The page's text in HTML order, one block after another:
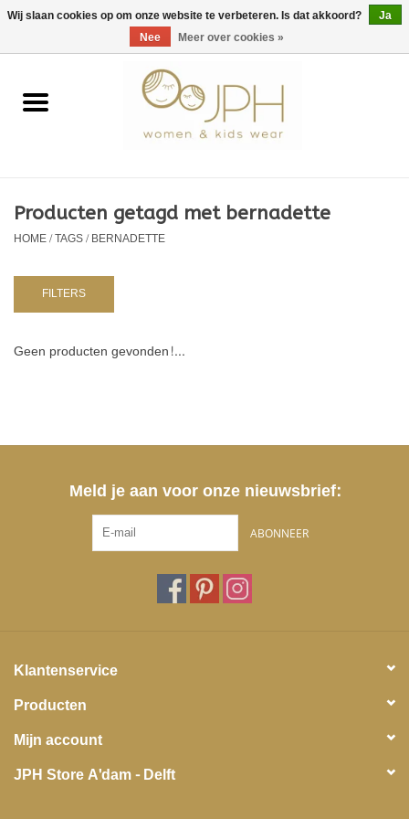
EUR/GBP/USD 0 Artikelen - €0,00
Home
Kids
NURSERY / TABLEWARE
Producten getagd met bernadette
HOME/TAGS/BERNADETTE
FILTERS
Geen producten gevonden!...
Meld je aan voor onze nieuwsbrief:
ABONNEER
Klantenservice
Producten
Mijn account
JPH Store A'dam - Delft
Wij slaan cookies op om onze website te verbeteren. Is dat akkoord?
Ja
Nee
Meer over cookies »